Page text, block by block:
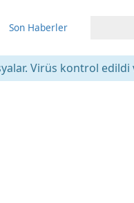
Son Haberler
Virüs kontrol edildi